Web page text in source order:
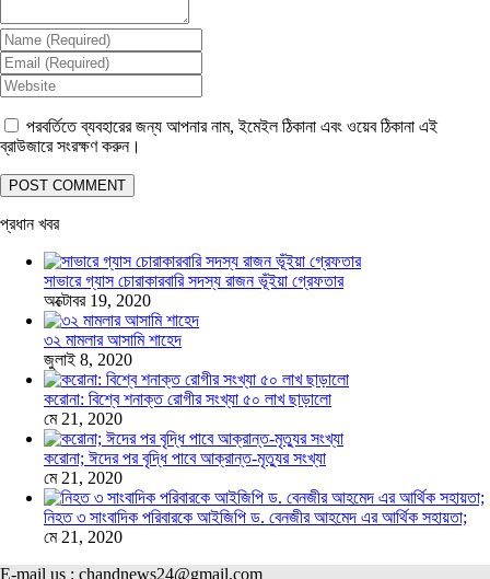
পরবর্তিতে ব্যবহারের জন্য আপনার নাম, ইমেইল ঠিকানা এবং ওয়েব ঠিকানা এই
ব্রাউজারে সংরক্ষণ করুন।
প্রধান খবর
সাভারে গ্যাস চোরাকারবারি সদস্য রাজন ভূঁইয়া গ্রেফতার
অক্টোবর 19, 2020
৩২ মামলার আসামি শাহেদ
জুলাই 8, 2020
করোনা: বিশ্বে শনাক্ত রোগীর সংখ্যা ৫০ লাখ ছাড়ালো
মে 21, 2020
করোনা; ঈদের পর বৃদ্ধি পাবে আক্রান্ত-মৃত্যুর সংখ্যা
মে 21, 2020
নিহত ৩ সাংবাদিক পরিবারকে আইজিপি ড. বেনজীর আহমেদ এর আর্থিক সহায়তা;
মে 21, 2020
E-mail us : chandnews24@gmail.com